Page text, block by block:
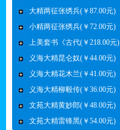
大精两征张绣兵(￥87.00元)
小精两征张绣兵(￥72.00元)
上美套书《古代(￥218.00元)
义海大精昆仑奴(￥44.00元)
义海大精花木兰(￥41.00元)
义海大精柳毅传(￥36.00元)
文苑大精黄妙郎(￥48.00元)
文苑大精雷锋黑(￥54.00元)